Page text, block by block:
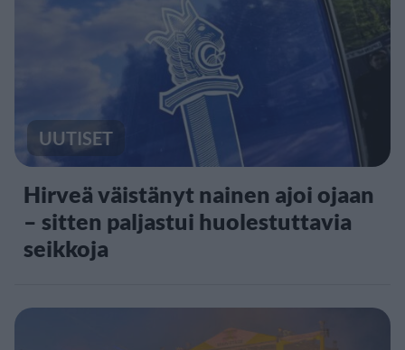
UUTISET
Hirveä väistänyt nainen ajoi ojaan
– sitten paljastui huolestuttavia
seikkoja